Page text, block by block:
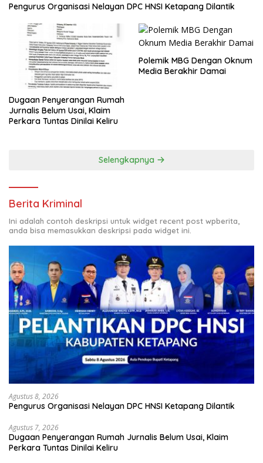
Pengurus Organisasi Nelayan DPC HNSI Ketapang Dilantik
Dugaan Penyerangan Rumah
Jurnalis Belum Usai, Klaim
Perkara Tuntas Dinilai Keliru
Polemik MBG Dengan Oknum
Media Berakhir Damai
Selengkapnya
Berita Kriminal
Ini adalah contoh deskripsi untuk widget recent post wpberita,
anda bisa memasukkan deskripsi pada widget ini.
Agustus 8, 2026
Pengurus Organisasi Nelayan DPC HNSI Ketapang Dilantik
Agustus 7, 2026
Dugaan Penyerangan Rumah Jurnalis Belum Usai, Klaim
Perkara Tuntas Dinilai Keliru